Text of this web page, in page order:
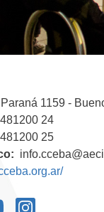
1159 -
24
25